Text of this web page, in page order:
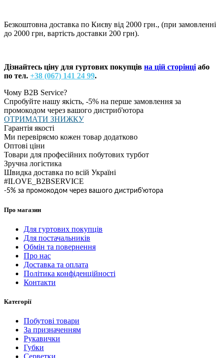
Безкоштовна доставка по Києву від 2000 грн., (при замовленні
до 2000 грн, вартість доставки 200 грн).
Дізнайтесь ціну для гуртових покупців на цій сторінці або
по тел. +38 (067) 141 24 99.
Чому B2B Service?
Спробуйте нашу якість, -5% на перше замовлення за
промокодом через вашого дистриб'ютора
ОТРИМАТИ ЗНИЖКУ
Гарантія якості
Ми перевіряємо кожен товар додатково
Оптові ціни
Товари для професійних побутових турбот
Зручна логістика
Швидка доставка по всій Україні
#ILOVE_B2BSERVICE
-5% за промокодом через вашого дистриб'ютора
Про магазин
Для гуртових покупців
Для постачальників
Обмін та повернення
Про нас
Доставка та оплата
Політика конфіденційності
Контакти
Категорії
Побутові товари
За призначенням
Рукавички
Губки